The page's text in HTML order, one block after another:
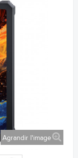
Agrandir l'image